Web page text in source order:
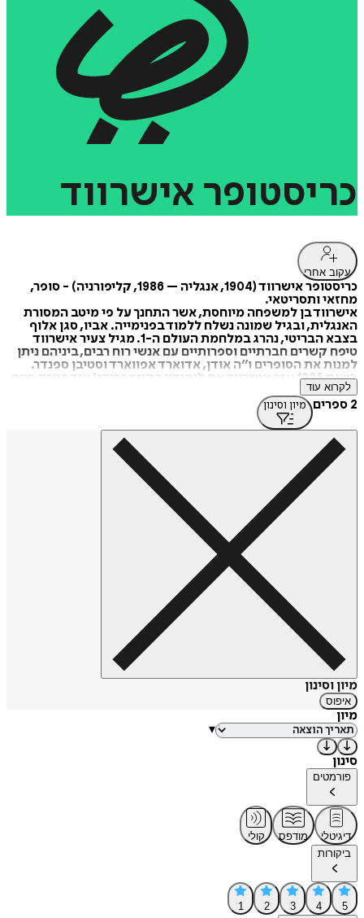
כריסטופר אישרווד
עקוב אחרי
כריסטופר אישרווד (1904, אנגליה – 1986, קליפורניה) - סופר,
מחזאי ותסריטאי.
אישרווד בן למשפחה מיוחסת, אשר התחנך על פי מיטב המסורת
האנגלית, ובגיל שמונה נשלח ללמוד בפנימייה. אביו, סגן אלוף
בצבא הבריטי, נהרג במלחמת העולם ה-1. מגיל צעיר אישרווד
טיפח קשרים חברתיים וספרותיים עם אנשי רוח רבים, ביניהם ניתן
למנות את הסופרים ו״ה אודן, אדוארד אפווארד וסטיבן ספנדר.
בשנת 1925 עזב אישרווד את לימודיו בקיימברידג׳ עוד בטרם סיים
גם אותם לא סיים. אישרווד הצטרף לו״ה אודן בברלין, שם לימד
אנגלית, התוודע לאידאולוגיה הקומוניסטית, גילה את חיי הלילה
התוססים, את הקברטים והמועדונים של הקהילה
ההומוסקסואלית של בירת רפובליקת ויימאר. אישרווד התגורר
בברלין עד שנת 1933. על חוויותיו כתב בספרו הנודע ״פרידה
מברלין״ (1939).
בינואר היגרו השניים לארצות הברית - ו״ה אודן לניו יורק ואישרווד
המשיך לקליפורניה שם עסק בכתיבת תסריטים לאולפנים
ב-1951 עלה בברודווי המחזה ״אני מצלמה״ המבוסס על ״פרידה
הגירסה הקולנועית של ״קברט״ בכיכובה של ליזה מינלי. הסרט
זכה בשמונה פרסי אוסקר.
בשנת 1953 הכיר אישרווד את בן זוגו דון בקארדי, צייר, שהיה צעיר
ממנו בשלושים שנים. מערכת היחסים רבת השנים והתהפוכות
חד-מיניים רבים בשנים ההן.
לקרוא עוד
2 ספרים מיון וסינון
מיון וסינון
איפוס
מיון
▾
סינון
פורמטים
דיגיטלי מודפס
קולי
ביקורות
5
4
3
2
1